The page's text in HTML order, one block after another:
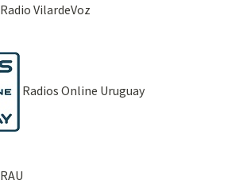
Radio VilardeVoz
Radios Online Uruguay
RAU